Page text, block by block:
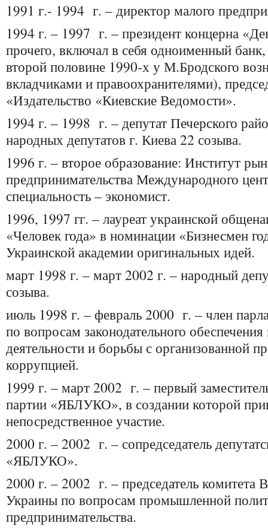
1991 г.- 1994 г. – директор малого
1994 г. – 1997 г. – президент концерна
прочего, включал в себя одноименный банк,
второй половине 1990-х у М.Бродского
вкладчиками и правоохранителями),
«Издательство «Киевские Ведомости».
1994 г. – 1998 г. – депутат Печерского
народных депутатов г. Киева 22 созыва.
1996 г. – второе образование: Институт
предпринимательства Международного
специальность – экономист.
1996, 1997 гг. – лауреат украинской
«Человек года» в номинации «Бизнесмен
Украинской академии оригинальных идей.
март 1998 г. – март 2002 г. – народный
созыва.
июль 1998 г. – февраль 2000 г. – член
по вопросам законодательного
деятельности и борьбы с организованной
коррупцией.
1999 г. – март 2002 г. – первый
партии «ЯБЛУКО», в создании которой
непосредственное участие.
2000 г. – 2002 г. – сопредседатель
«ЯБЛУКО».
2000 г. – 2002 г. – председатель комитета
Украины по вопросам промышленной
предпринимательства.